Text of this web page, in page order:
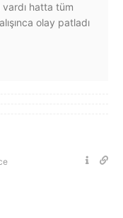
vardı hatta tüm
olay patladı